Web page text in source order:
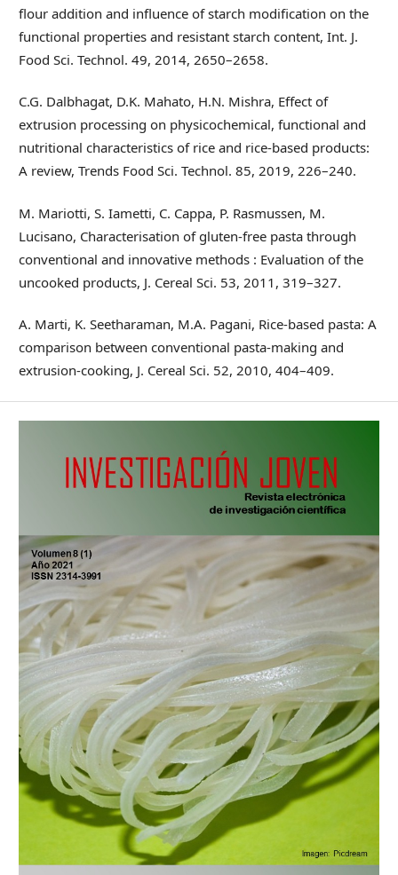
flour addition and influence of starch modification on the
functional properties and resistant starch content, Int. J.
Food Sci. Technol. 49, 2014, 2650–2658.
C.G. Dalbhagat, D.K. Mahato, H.N. Mishra, Effect of
extrusion processing on physicochemical, functional and
nutritional characteristics of rice and rice-based products:
A review, Trends Food Sci. Technol. 85, 2019, 226–240.
M. Mariotti, S. Iametti, C. Cappa, P. Rasmussen, M.
Lucisano, Characterisation of gluten-free pasta through
conventional and innovative methods : Evaluation of the
uncooked products, J. Cereal Sci. 53, 2011, 319–327.
A. Marti, K. Seetharaman, M.A. Pagani, Rice-based pasta: A
comparison between conventional pasta-making and
extrusion-cooking, J. Cereal Sci. 52, 2010, 404–409.